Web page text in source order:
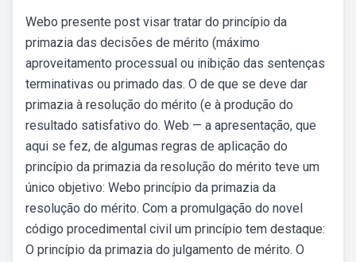
Webo presente post visar tratar do princípio da
primazia das decisões de mérito (máximo
aproveitamento processual ou inibição das sentenças
terminativas ou primado das. O de que se deve dar
primazia à resolução do mérito (e à produção do
resultado satisfativo do. Web — a apresentação, que
aqui se fez, de algumas regras de aplicação do
princípio da primazia da resolução do mérito teve um
único objetivo: Webo princípio da primazia da
resolução do mérito. Com a promulgação do novel
código procedimental civil um princípio tem destaque:
O princípio da primazia do julgamento de mérito. O